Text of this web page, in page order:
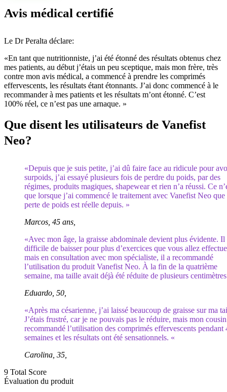
Avis médical certifié
Le Dr Peralta déclare:
«En tant que nutritionniste, j’ai été étonné des résultats obtenus chez
mes patients, au début j’étais un peu sceptique, mais mon frère, très
contre mon avis médical, a commencé à prendre les comprimés
effervescents, les résultats étant étonnants. J’ai donc commencé à le
recommander à mes patients et les résultats m’ont étonné. C’est
100% réel, ce n’est pas une arnaque. »
Que disent les utilisateurs de Vanefist
Neo?
«Depuis que je suis petite, j’ai dû faire face au ridicule pour
surpoids, j’ai essayé plusieurs fois de perdre du poids, par des
régimes, produits magiques, shapewear et rien n’a réussi. Ce
que lorsque j’ai commencé le traitement avec Vanefist Neo que
perte de poids est réelle depuis. »
Marcos, 45 ans,
«Avec mon âge, la graisse abdominale devient plus évidente. Il
difficile de baisser pour plus d’exercices que vous allez
mais en consultation avec mon spécialiste, il a recommandé
l’utilisation du produit Vanefist Neo. À la fin de la quatrième
semaine, ma taille avait déjà été réduite de plusieurs
Eduardo, 50,
«Après ma césarienne, j’ai laissé beaucoup de graisse sur ma
J’étais frustré, car je ne pouvais pas le réduire, mais mon
recommandé l’utilisation des comprimés effervescents pendant
semaines et les résultats ont été sensationnels. «
Carolina, 35,
9 Total Score
Évaluation du produit